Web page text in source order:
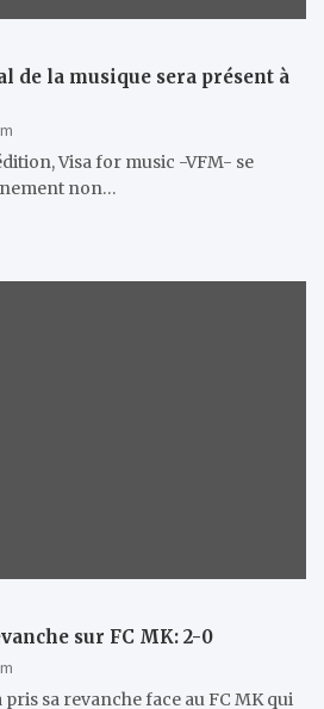
de la musique sera présent à
Visa for music -VFM- se
non…
sur FC MK: 2-0
pris sa revanche face au FC MK qui